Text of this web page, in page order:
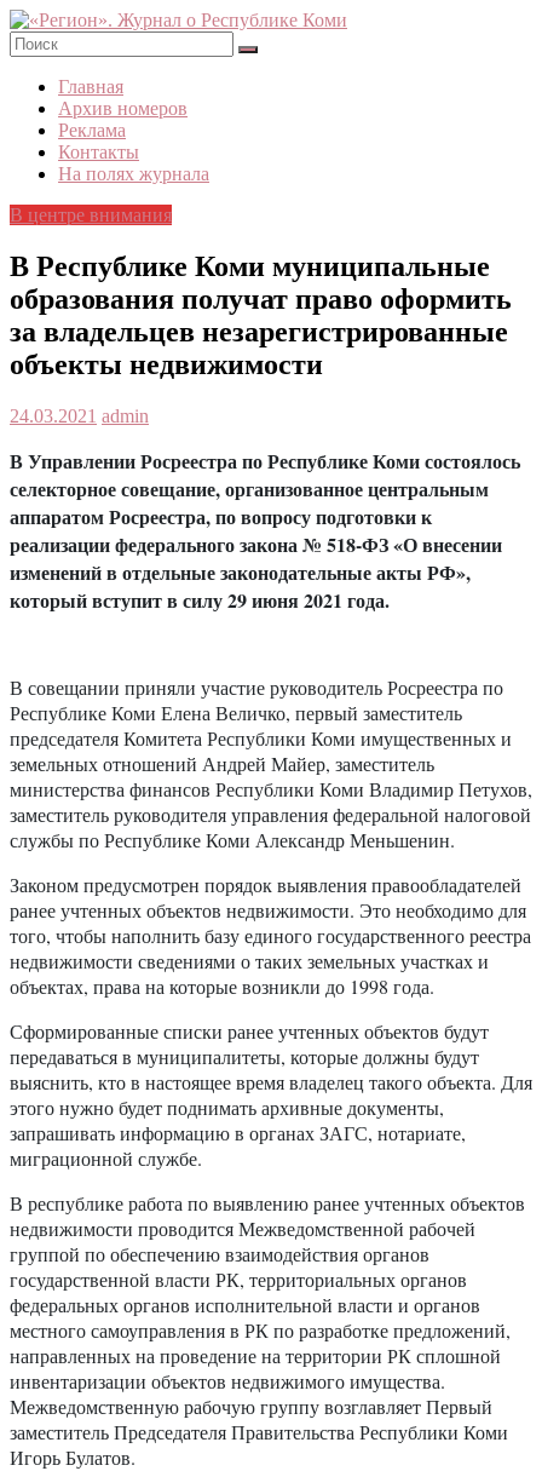
Skip
to
content
«Регион».
Журнал
Республике
Коми
Главная
Архив номеров
Реклама
Контакты
На полях журнала
В центре внимания
В Республике Коми муниципальные
образования получат право оформить
за владельцев незарегистрированные
объекты недвижимости
24.03.2021 admin
В Управлении Росреестра по Республике Коми состоялось
селекторное совещание, организованное центральным
аппаратом Росреестра, по вопросу подготовки к
реализации федерального закона № 518-ФЗ «О внесении
изменений в отдельные законодательные акты РФ»,
который вступит в силу 29 июня 2021 года.
В совещании приняли участие руководитель Росреестра по
Республике Коми Елена Величко, первый заместитель
председателя Комитета Республики Коми имущественных и
земельных отношений Андрей Майер, заместитель
министерства финансов Республики Коми Владимир Петухов,
заместитель руководителя управления федеральной налоговой
службы по Республике Коми Александр Меньшенин.
Законом предусмотрен порядок выявления правообладателей
ранее учтенных объектов недвижимости. Это необходимо для
того, чтобы наполнить базу единого государственного реестра
недвижимости сведениями о таких земельных участках и
объектах, права на которые возникли до 1998 года.
Сформированные списки ранее учтенных объектов будут
передаваться в муниципалитеты, которые должны будут
выяснить, кто в настоящее время владелец такого объекта. Для
этого нужно будет поднимать архивные документы,
запрашивать информацию в органах ЗАГС, нотариате,
миграционной службе.
В республике работа по выявлению ранее учтенных объектов
недвижимости проводится Межведомственной рабочей
группой по обеспечению взаимодействия органов
государственной власти РК, территориальных органов
федеральных органов исполнительной власти и органов
местного самоуправления в РК по разработке предложений,
направленных на проведение на территории РК сплошной
инвентаризации объектов недвижимого имущества.
Межведомственную рабочую группу возглавляет Первый
заместитель Председателя Правительства Республики Коми
Игорь Булатов.